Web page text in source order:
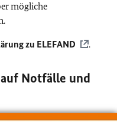
mögliche
zu ELEFAND .
Notfälle und